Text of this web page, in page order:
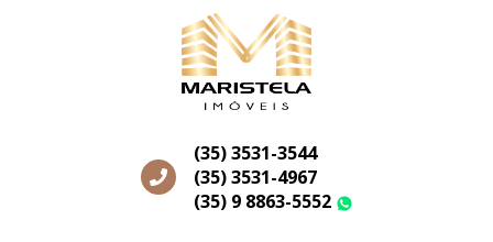
(35) 3531-3544
(35) 3531-4967
(35) 9 8863-5552